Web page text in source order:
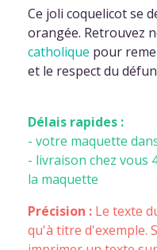
Ce joli coquelicot se
orangée. Retrouvez
catholique pour
et le respect du
Délais rapides :
- votre maquette
- livraison chez vous
la maquette
Précision : Le texte
qu'à titre d'exemple.